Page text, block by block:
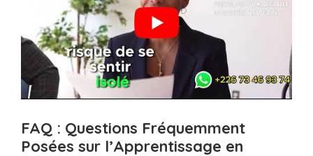
FAQ : Questions Fréquemment
Posées sur l’Apprentissage en